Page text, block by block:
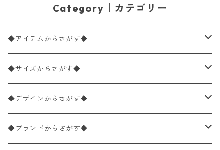
Category｜カテゴリー
◆アイテムからさがす◆
ペーパーナプキン2枚バラ売り
ペーパーナプキン1枚バラ売り
ペーパーナプキン20枚入りパック
◆サイズからさがす◆
33×33cm（ランチサイズ）
バラ売り
25×25cm（カクテルサイズ）
◆デザインからさがす◆
花柄
◆ブランドからさがす◆